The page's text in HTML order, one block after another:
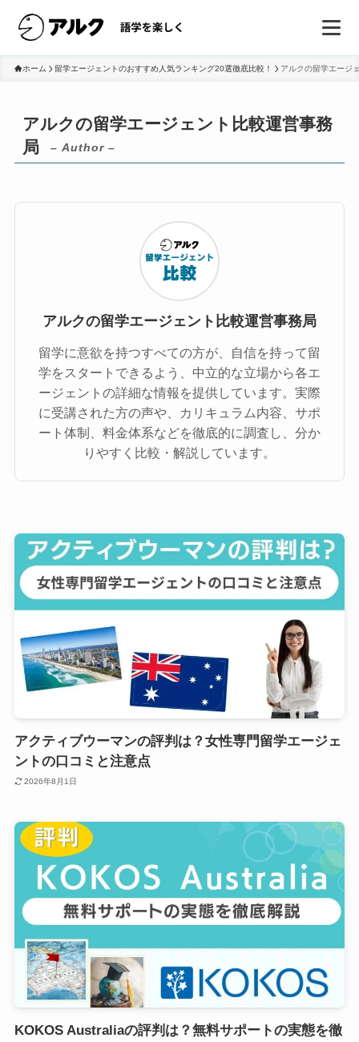
ホーム 留学エージェントのおすすめ人気ランキング20選徹底比較！ アルクの留学エージ
アルクの留学エージェント比較運営事務
局
– Author –
アルクの留学エージェント比較運営事務局
留学に意欲を持つすべての方が、自信を持って留
学をスタートできるよう、中立的な立場から各エ
ージェントの詳細な情報を提供しています。実際
に受講された方の声や、カリキュラム内容、サポ
ート体制、料金体系などを徹底的に調査し、分か
りやすく比較・解説しています。
アクティブウーマンの評判は？女性専門留学エージェ
ントの口コミと注意点
2026年8月1日
KOKOS Australiaの評判は？無料サポートの実態を徹